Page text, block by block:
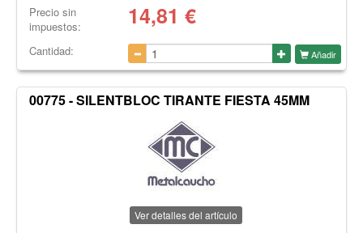
Precio sin
impuestos:
14,81 €
Cantidad: Añadir
00775 - SILENTBLOC TIRANTE FIESTA 45MM
Ver detalles del artículo